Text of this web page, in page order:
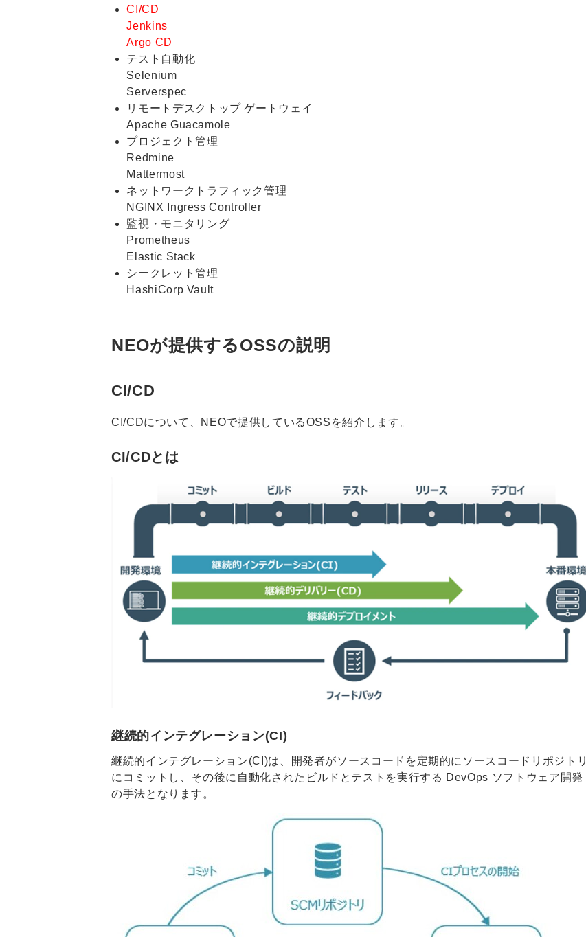
CI/CD
Jenkins
Argo CD
テスト自動化
​​​​​​​Selenium
Serverspec
リモートデスクトップ ゲートウェイ
Apache Guacamole
プロジェクト管理
Redmine
Mattermost
ネットワークトラフィック管理
NGINX Ingress Controller
監視・モニタリング
Prometheus
Elastic Stack
シークレット管理
HashiCorp Vault
NEOが提供するOSSの説明
CI/CD
CI/CDについて、NEOで提供しているOSSを紹介します。
CI/CDとは
継続的インテグレーション(CI)
継続的インテグレーション(CI)は、開発者がソースコードを定期的にソースコードリポジトリ
にコミットし、その後に自動化されたビルドとテストを実行する DevOps ソフトウェア開発
の手法となります。